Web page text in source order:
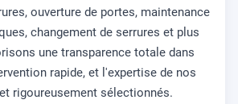
ouverture de portes, maintenance
changement de serrures et plus
une transparence totale dans
rapide, et l'expertise de nos
rigoureusement sélectionnés.